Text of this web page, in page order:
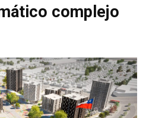
complejo